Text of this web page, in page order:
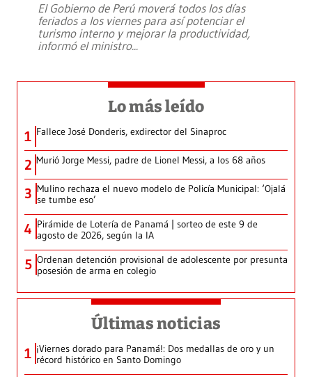
El Gobierno de Perú moverá todos los días
feriados a los viernes para así potenciar el
turismo interno y mejorar la productividad,
informó el ministro...
Lo más leído
1 Fallece José Donderis, exdirector del Sinaproc
2 Murió Jorge Messi, padre de Lionel Messi, a los 68 años
3 Mulino rechaza el nuevo modelo de Policía Municipal: ‘Ojalá
se tumbe eso’
4 Pirámide de Lotería de Panamá | sorteo de este 9 de
agosto de 2026, según la IA
5 Ordenan detención provisional de adolescente por presunta
posesión de arma en colegio
Últimas noticias
1 ¡Viernes dorado para Panamá!: Dos medallas de oro y un
récord histórico en Santo Domingo